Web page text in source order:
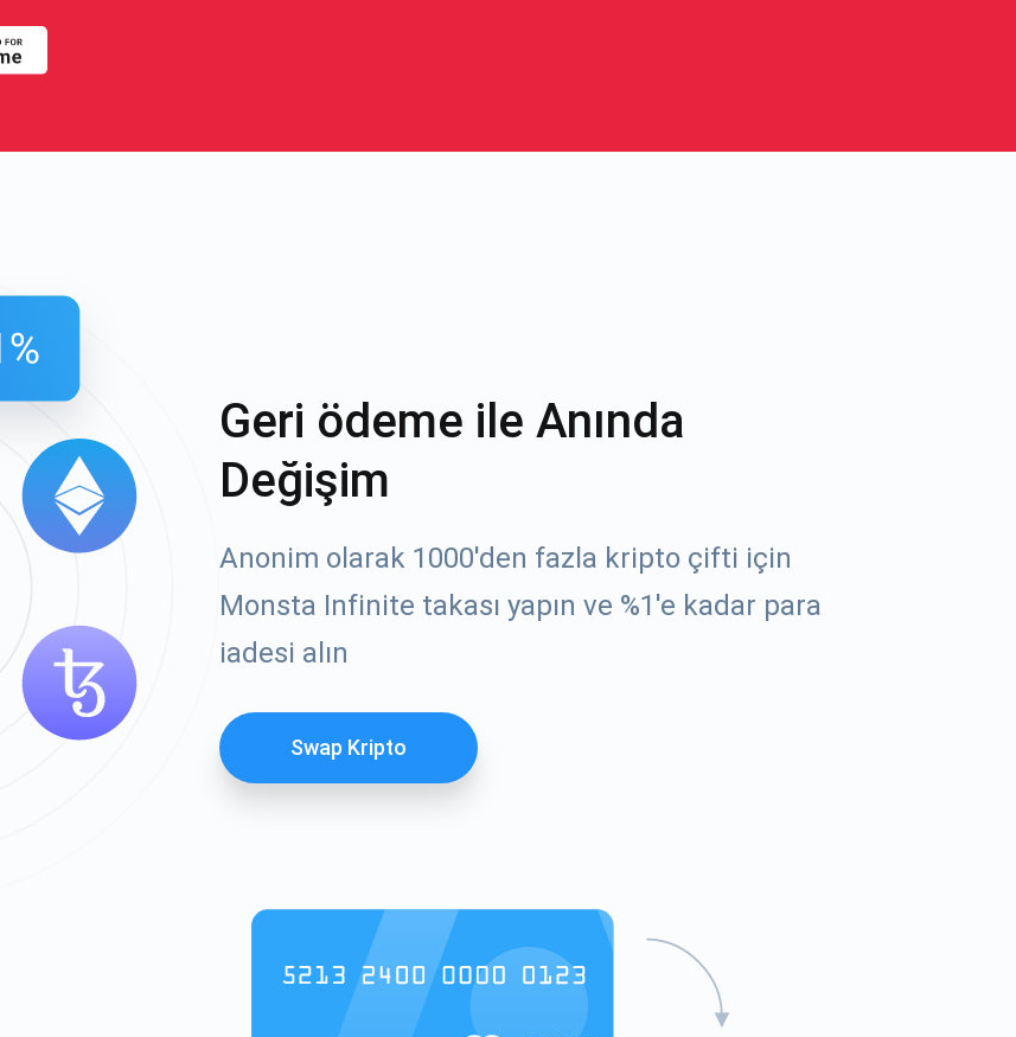
Geri ödeme ile Anında
Değişim
Anonim olarak 1000'den fazla kripto çifti için
Monsta Infinite takası yapın ve %1'e kadar para
iadesi alın
Swap Kripto